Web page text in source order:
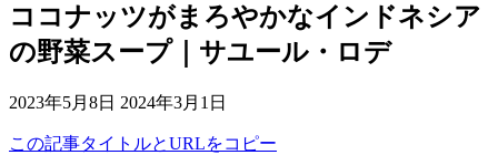
ココナッツがまろやかなインドネシア
の野菜スープ｜サユール・ロデ
2023年5月8日 2024年3月1日
この記事タイトルとURLをコピー